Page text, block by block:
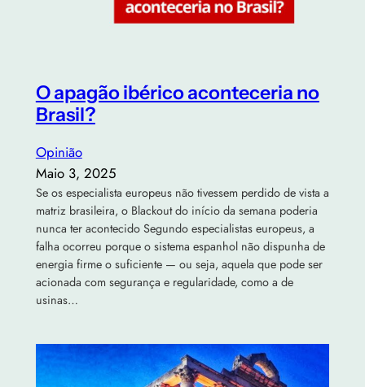
O apagão ibérico aconteceria no
Brasil?
Opinião
Maio 3, 2025
Se os especialista europeus não tivessem perdido de vista a
matriz brasileira, o Blackout do início da semana poderia
nunca ter acontecido Segundo especialistas europeus, a
falha ocorreu porque o sistema espanhol não dispunha de
energia firme o suficiente — ou seja, aquela que pode ser
acionada com segurança e regularidade, como a de
usinas…